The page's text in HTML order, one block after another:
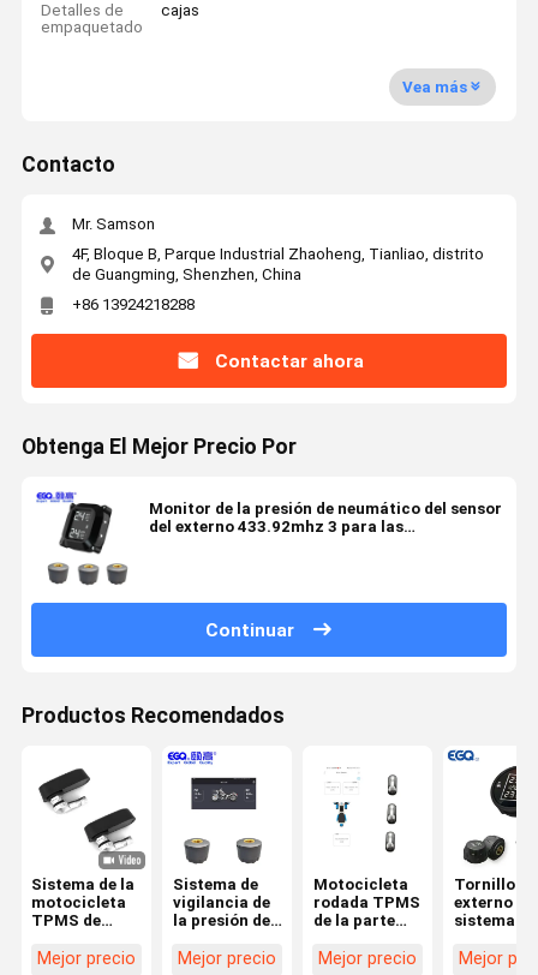
Detalles de
empaquetado
cajas
Vea más
Contacto
Mr. Samson
4F, Bloque B, Parque Industrial Zhaoheng, Tianliao, distrito
de Guangming, Shenzhen, China
+86 13924218288
Contactar ahora
Obtenga El Mejor Precio Por
Monitor de la presión de neumático del sensor
del externo 433.92mhz 3 para las
Continuar
Productos Recomendados
Sistema de la
motocicleta
TPMS de
Mejor precio
Sistema de
vigilancia de
la presión de
laMejor precio
Motocicleta
rodada TPMS
de la parte
en tiempo
Mejor precio
Tornillo
externo del
sistema
2.4Ghz
Mejor